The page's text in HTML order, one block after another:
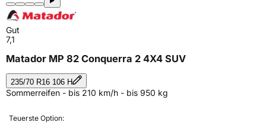
Gut
7,1
Matador MP 82 Conquerra 2 4X4 SUV
235/70 R16 106 H
Sommerreifen - bis 210 km/h - bis 950 kg
Teuerste Option: